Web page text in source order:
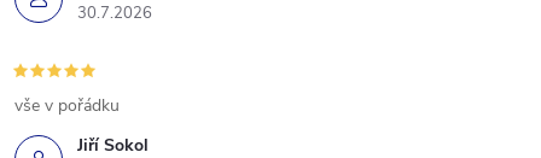
30.7.2026
Jiří Sokol
vše v pořádku